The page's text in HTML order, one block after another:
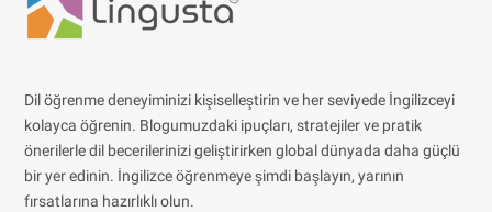
Dil öğrenme deneyiminizi kişiselleştirin ve her seviyede İngilizceyi
kolayca öğrenin. Blogumuzdaki ipuçları, stratejiler ve pratik
önerilerle dil becerilerinizi geliştirirken global dünyada daha güçlü
bir yer edinin. İngilizce öğrenmeye şimdi başlayın, yarının
fırsatlarına hazırlıklı olun.